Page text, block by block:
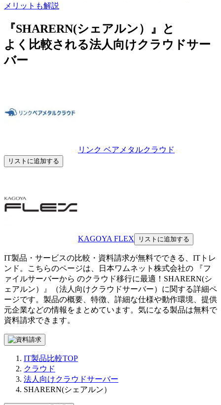
メリットも解説
『SHARERN(シェアルン）』と
よく比較される法人向けクラウドサー
バー
リンク ベアメタルクラウド
リストに追加する
KAGOYA FLEX リストに追加する
IT製品・サービスの比較・資料請求が無料でできる、ITトレ
ンド。こちらのページは、
日本ワムネット株式会社の 『フ
ァイルサーバーから のクラウド移行に最適！ SHARERN(シ
ェアルン）
』（法人向けクラウドサーバー）に関する詳細ペ
ージです。製品の概要、特徴、詳細な仕様や動作環境、提供
元企業などの情報をまとめています。気になる製品は無料で
資料請求できます。
IT製品比較TOP
クラウド
法人向けクラウドサーバー
SHARERN(シェアルン）